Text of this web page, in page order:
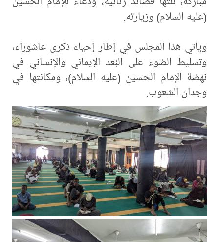
(عليه السلام) وزيارته.
ويأتي هذا المجلس في إطار إحياء ذكرى عاشوراء،
وتسليط الضوء على البُعد الإيماني والإنساني في
نهضة الإمام الحسين (عليه السلام)، ومكانتها في
وجدان الشعوب.